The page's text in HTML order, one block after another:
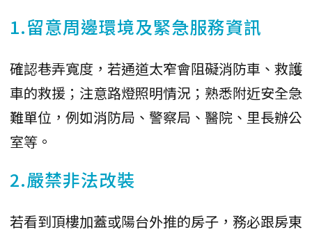
1.留意周邊環境及緊急服務資訊
確認巷弄寬度，若通道太窄會阻礙消防車、救護
車的救援；注意路燈照明情況；熟悉附近安全急
難單位，例如消防局、警察局、醫院、里長辦公
室等。
2.嚴禁非法改裝
若看到頂樓加蓋或陽台外推的房子，務必跟房東